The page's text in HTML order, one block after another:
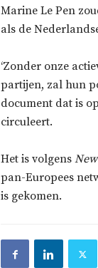
Marine Le Pen
als de
‘Zonder onze
partijen, zal hun
document dat is
circuleert.
Het is volgens
pan-Europees
is gekomen.